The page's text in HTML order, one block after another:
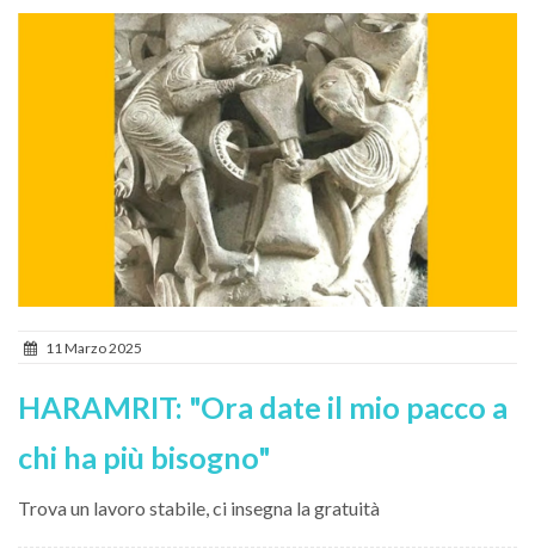
11 Marzo 2025
HARAMRIT: "Ora date il mio pacco a
chi ha più bisogno"
Trova un lavoro stabile, ci insegna la gratuità